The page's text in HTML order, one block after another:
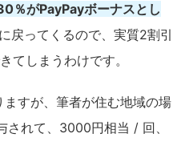
％がPayPayボーナスとし
戻ってくるので、実質2割引
てしまうわけです。
すが、筆者が住む地域の場
れて、3000円相当 / 回、